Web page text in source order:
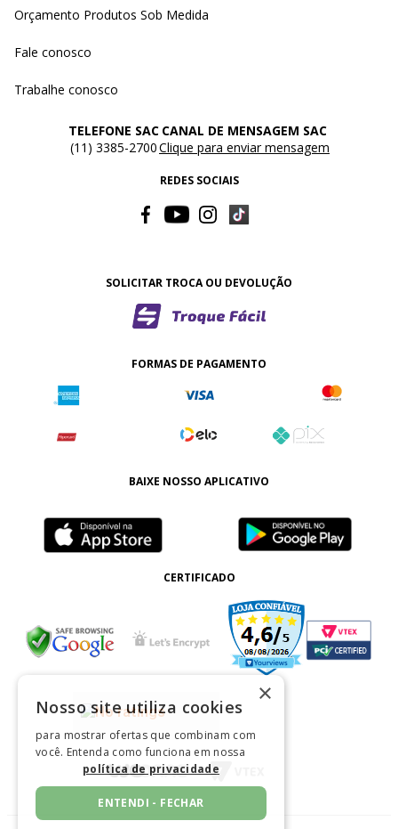
Orçamento Produtos Sob Medida
Fale conosco
Trabalhe conosco
TELEFONE SAC
(11) 3385-2700
CANAL DE MENSAGEM SAC
Clique para enviar mensagem
REDES SOCIAIS
SOLICITAR TROCA OU DEVOLUÇÃO
FORMAS DE PAGAMENTO
BAIXE NOSSO APLICATIVO
CERTIFICADO
×
Nosso site utiliza cookies
para mostrar ofertas que combinam com
você. Entenda como funciona em nossa
política de privacidade
ENTENDI - FECHAR